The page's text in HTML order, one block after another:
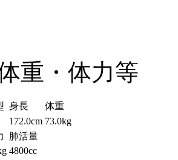
重・体力等
身長
体重
172.0cm 73.0kg
肺活量
4800cc